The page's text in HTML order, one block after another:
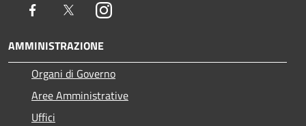
Facebook TwitterInstagram
AMMINISTRAZIONE
Organi di Governo
Aree Amministrative
Uffici